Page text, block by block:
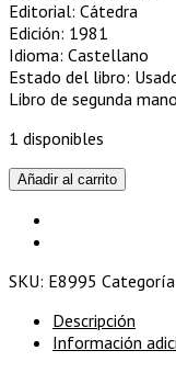
Editorial: Cátedra
Edición: 1981
Idioma: Castellano
Estado del libro:
Libro de segunda mano
1 disponibles
Fuente
Ovejuna
cantidad
Añadir al carrito
SKU: E8995
Descripción
Información